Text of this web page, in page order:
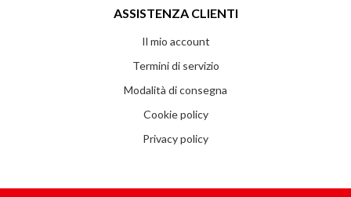
ASSISTENZA CLIENTI
Il mio account
Termini di servizio
Modalità di consegna
Cookie policy
Privacy policy